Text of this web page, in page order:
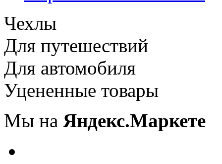
Чехлы
Для путешествий
Для автомобиля
Уцененные товары
Мы на Яндекс.Маркете